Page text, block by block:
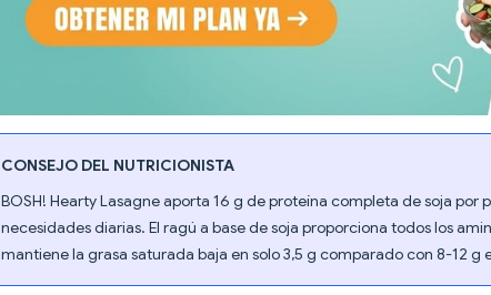
CONSEJO DEL NUTRICIONISTA
BOSH! Hearty Lasagne aporta 16 g de proteína completa de soja por
necesidades diarias. El ragú a base de soja proporciona todos los
mantiene la grasa saturada baja en solo 3,5 g comparado con 8-12 g